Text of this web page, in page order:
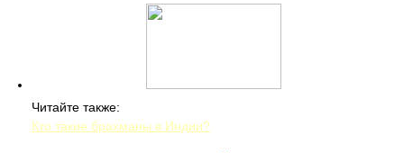
Читайте также:
Кто такие брахманы в Индии?